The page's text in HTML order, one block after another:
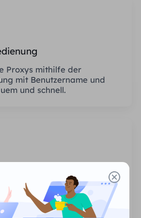
Proxys mithilfe der
mit Benutzername und
und schnell.
Sitzungen
hinsichtlich der
oder der
der Proxys.